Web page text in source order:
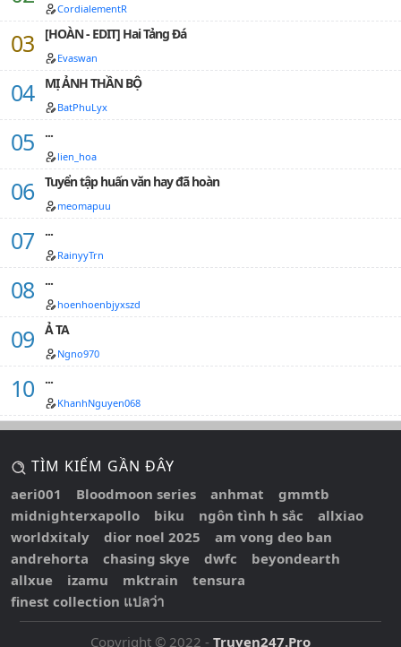
CordialementR
[HOÀN - EDIT] Hai Tảng Đá
Evaswan
MỊ ẢNH THẦN BỘ
BatPhuLyx
...
lien_hoa
Tuyển tập huấn văn hay đã hoàn
meomapuu
...
RainyyTrn
...
hoenhoenbjyxszd
Ả TA
Ngno970
...
KhanhNguyen068
TÌM KIẾM GẦN ĐÂY
aeri001 Bloodmoon series anhmat
gmmtb
midnighterxapollo
biku ngôn tình h sắc
allxiao
worldxitaly
dior noel 2025
am vong deo ban
andrehorta
chasing skye dwfc
beyondearth
allxue
izamu mktrain
tensura
finest collection แปลว่า
Copyright © 2022 - Truyen247.Pro